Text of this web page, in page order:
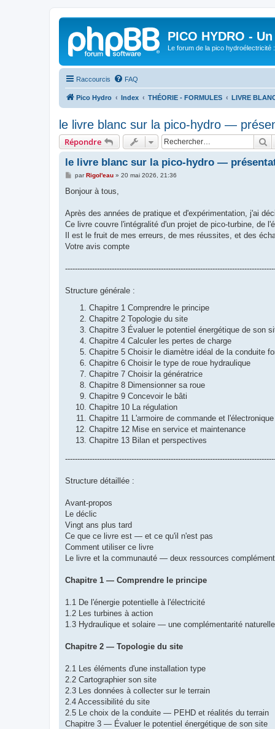
PICO HYDRO -
Le forum de la pico hydroélectricité
Raccourcis FAQ
Pico Hydro Index THÉORIE - FORMULES LIVRE
le livre blanc sur la pico-hydro —
Répondre
le livre blanc sur la pico-hydro —
M
s
g
parRigol'eau» 20 mai 2026, 21:36
Bonjour à tous,
Après des années de pratique et d'expérimentation, j'ai
Ce livre couvre l'intégralité d'un projet de pico-turbine, de
Il est le fruit de mes erreurs, de mes réussites, et des
Votre avis compte
Structure générale :
Chapitre 1 Comprendre le principe
Chapitre 2 Topologie du site
Chapitre 3 Évaluer le potentiel énergétique de son
Chapitre 4 Calculer les pertes de charge
Chapitre 5 Choisir le diamètre idéal de la conduite
Chapitre 6 Choisir le type de roue hydraulique
Chapitre 7 Choisir la génératrice
Chapitre 8 Dimensionner sa roue
Chapitre 9 Concevoir le bâti
Chapitre 10 La régulation
Chapitre 11 L'armoire de commande et l'électronique
Chapitre 12 Mise en service et maintenance
Chapitre 13 Bilan et perspectives
Structure détaillée :
Avant-propos
Le déclic
Vingt ans plus tard
Ce que ce livre est — et ce qu'il n'est pas
Comment utiliser ce livre
Le livre et la communauté — deux ressources
Chapitre 1 — Comprendre le principe
1.1 De l'énergie potentielle à l'électricité
1.2 Les turbines à action
1.3 Hydraulique et solaire — une complémentarité
Chapitre 2 — Topologie du site
2.1 Les éléments d'une installation type
2.2 Cartographier son site
2.3 Les données à collecter sur le terrain
2.4 Accessibilité du site
2.5 Le choix de la conduite — PEHD et réalités du terrain
Chapitre 3 — Évaluer le potentiel énergétique de son site